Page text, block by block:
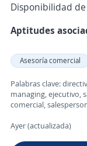
Disponibilidad de
Aptitudes
Asesoría comercial
Palabras clave:
managing, ejecutivo,
comercial,
Ayer (actualizada)